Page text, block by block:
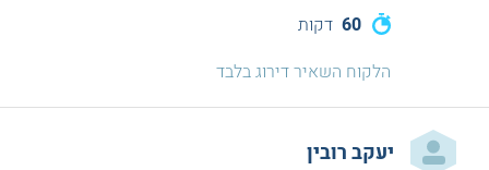
60 דקות
הלקוח השאיר דירוג בלבד
יעקב רובין